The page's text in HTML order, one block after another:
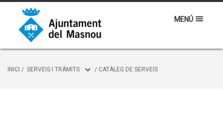
MENÚ
INICI / SERVEIS I TRÀMITS / CATÀLEG DE SERVEIS